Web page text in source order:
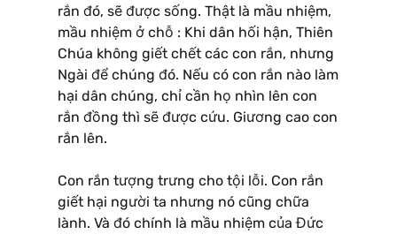
rắn đó, sẽ được sống. Thật là mầu nhiệm,
mầu nhiệm ở chỗ : Khi dân hối hận, Thiên
Chúa không giết chết các con rắn, nhưng
Ngài để chúng đó. Nếu có con rắn nào làm
hại dân chúng, chỉ cần họ nhìn lên con
rắn đồng thì sẽ được cứu. Giương cao con
rắn lên.
Con rắn tượng trưng cho tội lỗi. Con rắn
giết hại người ta nhưng nó cũng chữa
lành. Và đó chính là mầu nhiệm của Đức